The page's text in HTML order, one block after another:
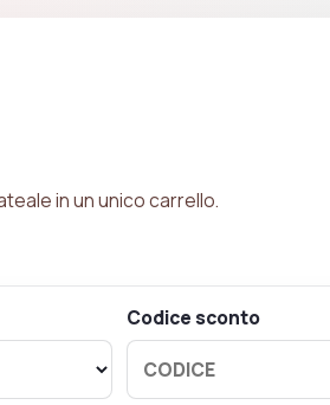
in un unico carrello.
Codice sconto